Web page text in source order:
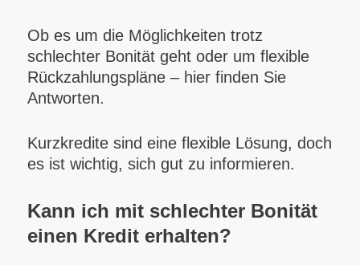
Ob es um die Möglichkeiten trotz
schlechter Bonität geht oder um flexible
Rückzahlungspläne – hier finden Sie
Antworten.
Kurzkredite sind eine flexible Lösung, doch
es ist wichtig, sich gut zu informieren.
Kann ich mit schlechter Bonität
einen Kredit erhalten?